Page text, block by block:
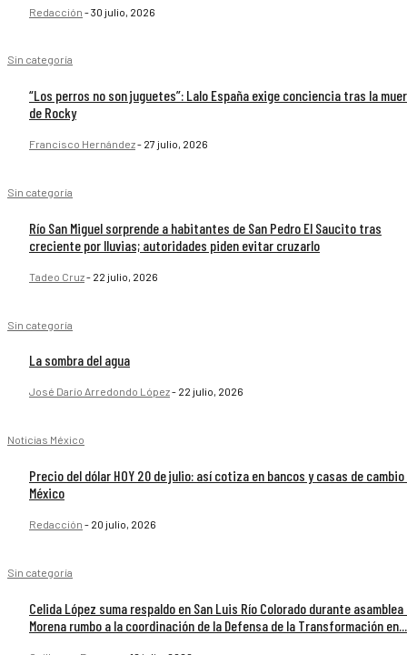
Redacción -30 julio, 2026
Sin categoría
“Los perros no son juguetes”: Lalo España exige conciencia tras la
de Rocky
Francisco Hernández- 27 julio, 2026
Sin categoría
Río San Miguel sorprende a habitantes de San Pedro El Saucito tras
creciente por lluvias; autoridades piden evitar cruzarlo
Tadeo Cruz- 22 julio, 2026
Sin categoría
La sombra del agua
José Darío Arredondo López- 22 julio, 2026
Noticias México
Precio del dólar HOY 20 de julio: así cotiza en bancos y casas de cambio
México
Redacción - 20 julio, 2026
Sin categoría
Celida López suma respaldo en San Luis Río Colorado durante asamblea
Morena rumbo a la coordinación de la Defensa de la Transformación en...